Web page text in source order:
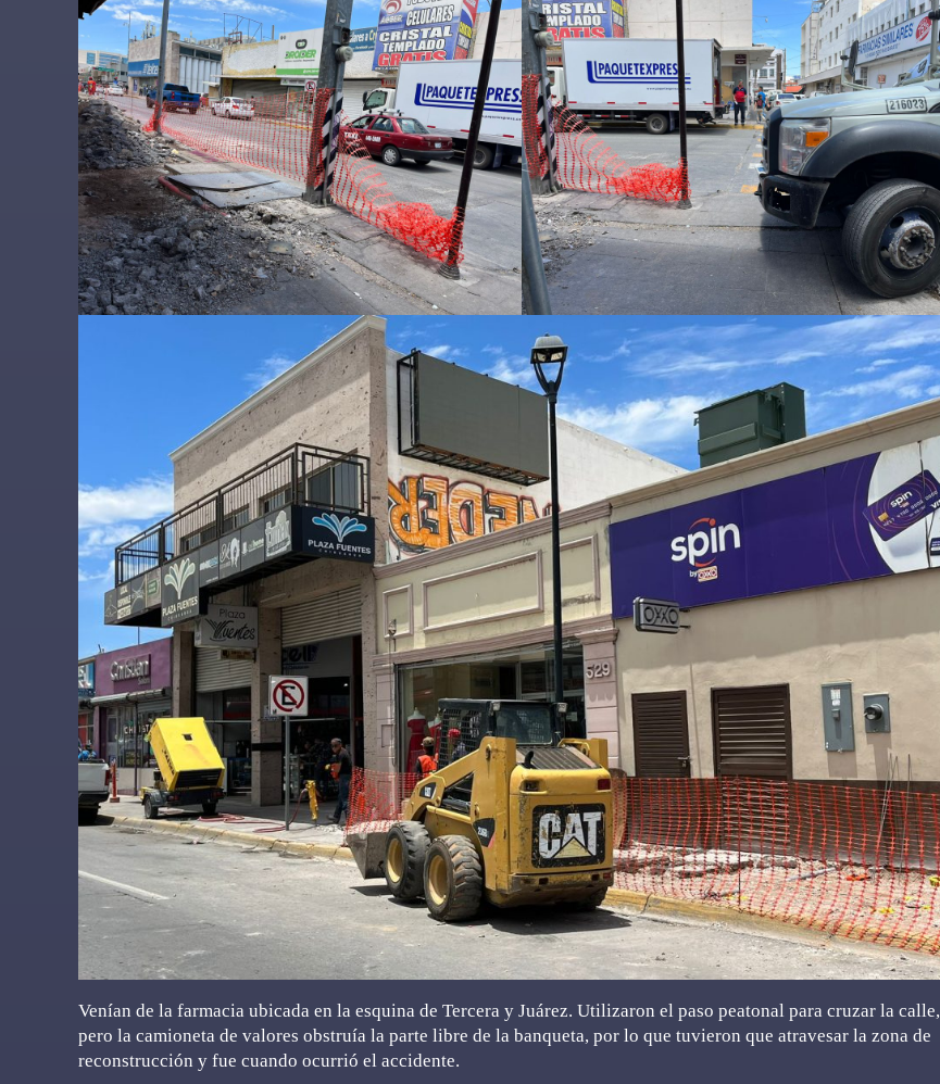
Venían de la farmacia ubicada en la esquina de Tercera y Juárez. Utilizaron el paso peatonal para cruzar la calle,
pero la camioneta de valores obstruía la parte libre de la banqueta, por lo que tuvieron que atravesar la zona de
reconstrucción y fue cuando ocurrió el accidente.